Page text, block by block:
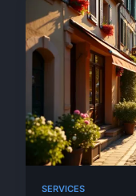
SERVICES